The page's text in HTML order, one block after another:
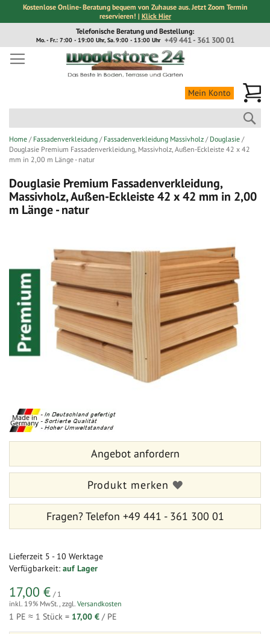
Kostenlose Online- Beratung bequem von Zuhause aus. Jetzt Zoom Termin
reservieren! | Klick Hier
Inhalt
Telefonische Beratung und Bestellung:
+49 441 - 361 300 01
Mo. - Fr.: 7:00 - 19:00 Uhr, Sa. 9:00 - 13:00 Uhr
Mein Konto
Home Fassadenverkleidung Fassadenverkleidung Massivholz
Douglasie
Douglasie Premium Fassadenverkleidung, Massivholz, Außen-Eckleiste 42 x 42
mm in 2,00 m Länge - natur
Douglasie Premium Fassadenverkleidung,
Massivholz, Außen-Eckleiste 42 x 42 mm in 2,00
m Länge - natur
Lieferzeit 5 - 10 Werktage
Verfügbarkeit: auf Lager
17,00 € / 1
inkl. 19% MwSt. zzgl. Versandkosten
1 PE ≈ 1 Stück = 17,00 € / PE
Bildergalerie
springen
Anfang
der
Angebot anfordern
Produkt merken
Fragen?Telefon +49 441 - 361 300 01